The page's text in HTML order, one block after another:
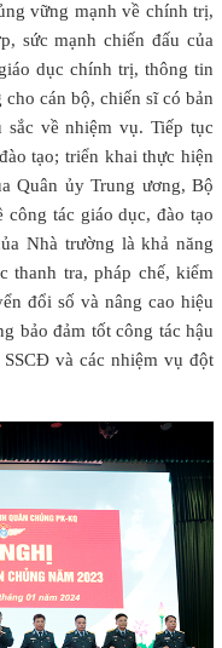
vững mạnh về chính trị,
sức mạnh chiến đấu của
dục chính trị, thông tin
cán bộ, chiến sĩ có bản
về nhiệm vụ. Tiếp tục
tạo; triển khai thực hiện
Quân ủy Trung ương, Bộ
tác giáo dục, đào tạo
Nhà trường là khả năng
thanh tra, pháp chế, kiểm
đổi số và nâng cao hiệu
bảo đảm tốt công tác hậu
và các nhiệm vụ đột